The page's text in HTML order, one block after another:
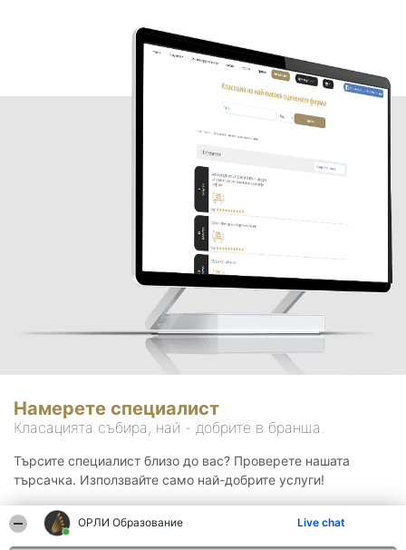
ОРЛИ Образование Live chat
Намерете специалист
Класацията събира, най - добрите в бранша.
Търсите специалист близо до вас? Проверете нашата
търсачка. Използвайте само най-добрите услуги!